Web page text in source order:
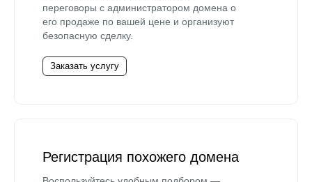
переговоры с администратором домена о
его продаже по вашей цене и организуют
безопасную сделку.
Заказать услугу
Регистрация похожего домена